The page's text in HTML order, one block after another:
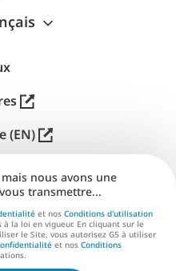
(EN)
(EN)
(EN)
nous avons une
transmettre...
et nos Conditions d'utilisation
la loi en vigueur. En cliquant sur le
le Site, vous autorisez G5 à utiliser
et nos Conditions